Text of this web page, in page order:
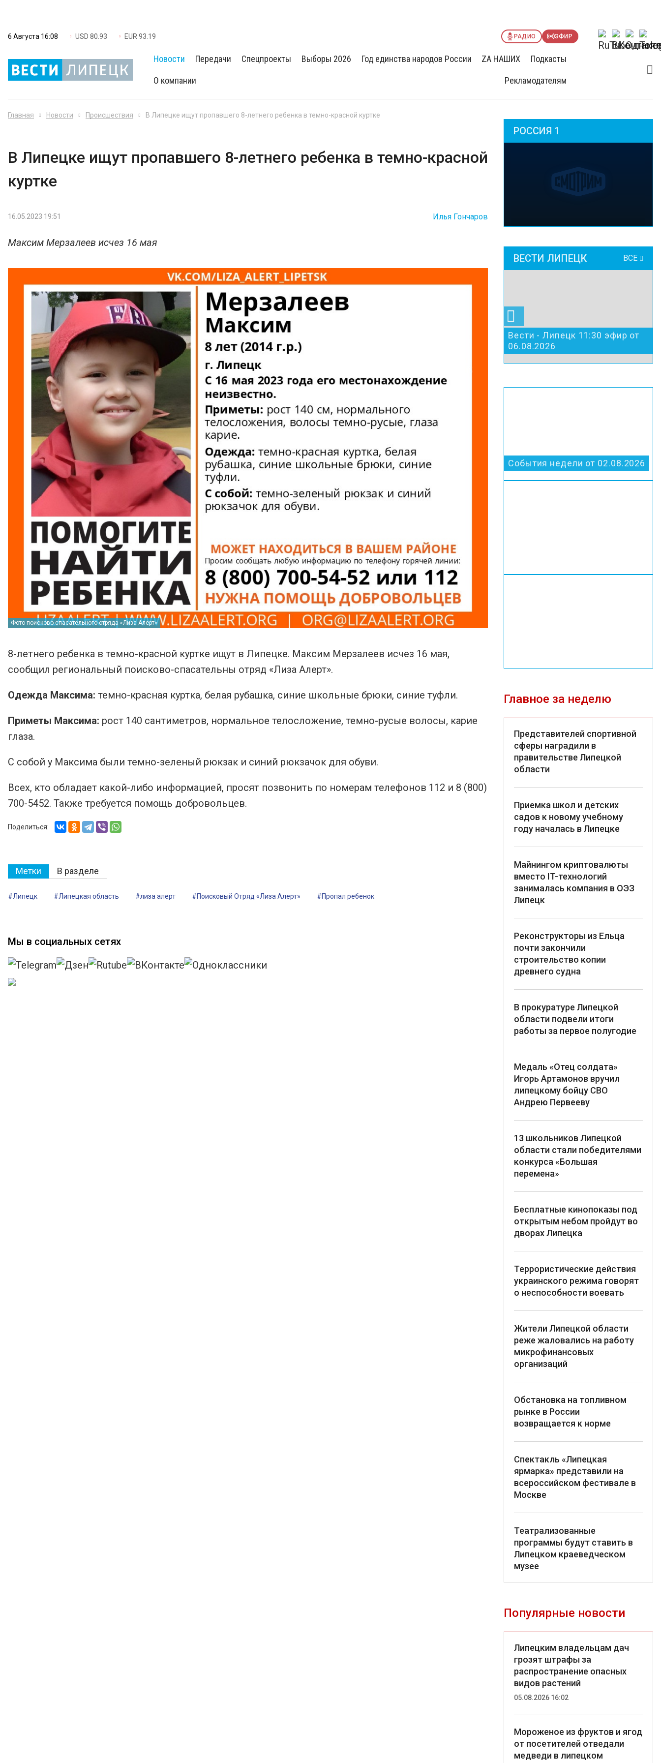
6 Августа 16:08 USD 80.93 EUR 93.19 РАДИО ЭФИР
Новости Передачи Спецпроекты Выборы 2026 Год единства народов России ZА НАШИХ Подкасты
О компании Рекламодателям
Главная Новости Происшествия В Липецке ищут пропавшего 8-летнего ребенка в темно-красной куртке
В Липецке ищут пропавшего 8-летнего ребенка в темно-красной
куртке
16.05.2023 19:51 Илья Гончаров
Максим Мерзалеев исчез 16 мая
Фото поисково-спасательного отряда «Лиза Алерт»
8-летнего ребенка в темно-красной куртке ищут в Липецке. Максим Мерзалеев исчез 16 мая,
сообщил региональный поисково-спасательны отряд «Лиза Алерт».
Одежда Максима: темно-красная куртка, белая рубашка, синие школьные брюки, синие туфли.
Приметы Максима: рост 140 сантиметров, нормальное телосложение, темно-русые волосы, карие
глаза.
С собой у Максима были темно-зеленый рюкзак и синий рюкзачок для обуви.
Всех, кто обладает какой-либо информацией, просят позвонить по номерам телефонов 112 и 8 (800)
700-5452. Также требуется помощь добровольцев.
Поделиться:
Метки В разделе
#Липецк #Липецкая область #лиза алерт #Поисковый Отряд «Лиза Алерт» #Пропал ребенок
Мы в социальных сетях
РОССИЯ 1
ВЕСТИ ЛИПЕЦК ВСЕ
Вести - Липецк 11:30 эфир от
06.08.2026
События недели от 02.08.2026
Главное за неделю
Представителей спортивной
сферы наградили в
правительстве Липецкой
области
Приемка школ и детских
садов к новому учебному
году началась в Липецке
Майнингом криптовалюты
вместо IT-технологий
занималась компания в ОЭЗ
Липецк
Реконструкторы из Ельца
почти закончили
строительство копии
древнего судна
В прокуратуре Липецкой
области подвели итоги
работы за первое полугодие
Медаль «Отец солдата»
Игорь Артамонов вручил
липецкому бойцу СВО
Андрею Первееву
13 школьников Липецкой
области стали победителями
конкурса «Большая
перемена»
Бесплатные кинопоказы под
открытым небом пройдут во
дворах Липецка
Террористические действия
украинского режима говорят
о неспособности воевать
Жители Липецкой области
реже жаловались на работу
микрофинансовых
организаций
Обстановка на топливном
рынке в России
возвращается к норме
Спектакль «Липецкая
ярмарка» представили на
всероссийском фестивале в
Москве
Театрализованные
программы будут ставить в
Липецком краеведческом
музее
Популярные новости
Липецким владельцам дач
грозят штрафы за
распространение опасных
видов растений
05.08.2026 16:02
Мороженое из фруктов и ягод
от посетителей отведали
медведи в липецком